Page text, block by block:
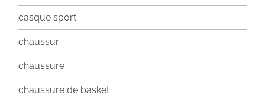
casque sport
chaussur
chaussure
chaussure de basket